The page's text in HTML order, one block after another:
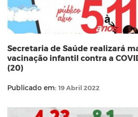
Secretaria de Saúde realizará
vacinação infantil contra a
(20)
Publicado em: 19 Abril 2022